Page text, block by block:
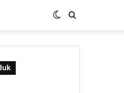
Search
for
Switch
skin